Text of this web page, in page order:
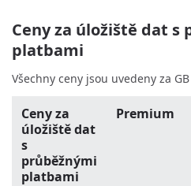
Ceny za úložiště dat s
platbami
Všechny ceny jsou uvedeny za
Ceny za
úložiště dat
s
průběžnými
platbami
Premium